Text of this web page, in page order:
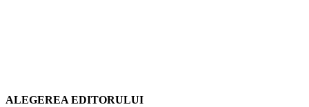
ALEGEREA EDITORULUI